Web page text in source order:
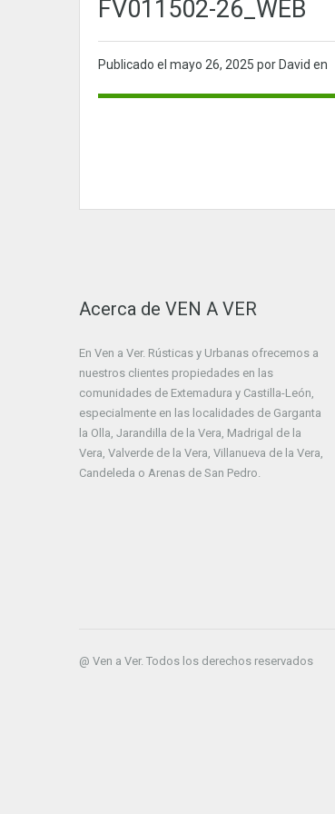
FV011502-26_WEB
Publicado el mayo 26, 2025 por David en
Acerca de VEN A VER
En Ven a Ver. Rústicas y Urbanas ofrecemos a
nuestros clientes propiedades en las
comunidades de Extemadura y Castilla-León,
especialmente en las localidades de Garganta
la Olla, Jarandilla de la Vera, Madrigal de la
Vera, Valverde de la Vera, Villanueva de la Vera,
Candeleda o Arenas de San Pedro.
@ Ven a Ver. Todos los derechos reservados